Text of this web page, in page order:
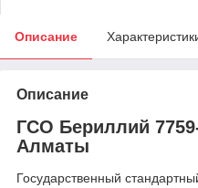
Описание
Описание
ГСО Бериллий
Алматы
Государственный